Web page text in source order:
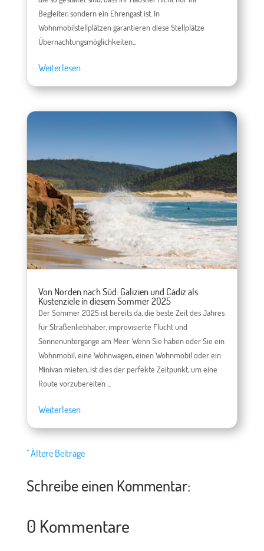
Begleiter, sondern ein Ehrengast ist. In
Wohnmobilstellplätzen garantieren diese Stellplätze
Übernachtungsmöglichkeiten...
Weiterlesen
Von Norden nach Süd: Galizien und Cádiz als
Küstenziele in diesem Sommer 2025
Der Sommer 2025 ist bereits da, die beste Zeit des Jahres
für Straßenliebhaber, improvisierte Flucht und
Sonnenuntergänge am Meer. Wenn Sie haben oder Sie ein
Wohnmobil, eine Wohnwagen, einen Wohnmobil oder ein
Minivan mieten, ist dies der perfekte Zeitpunkt, um eine
Route vorzubereiten ...
Weiterlesen
" Ältere Beiträge
Schreibe einen Kommentar:
0 Kommentare